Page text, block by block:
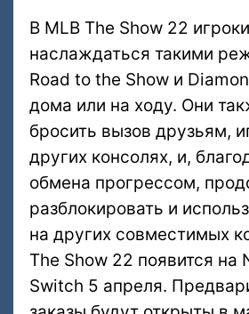
В MLB The Show 22
наслаждаться такими
Road to the Show и
дома или на ходу. Они
бросить вызов друзьям,
других консолях, и,
обмена прогрессом,
разблокировать и
на других совместимых
The Show 22 появится на
Switch 5 апреля.